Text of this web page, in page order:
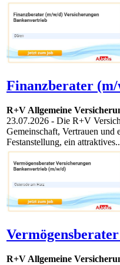
Finanzberater
R+V Allgemeine
23.07.2026 - Die R+V
Gemeinschaft, Vertrauen
Festanstellung, ein
R+V Allgemeine